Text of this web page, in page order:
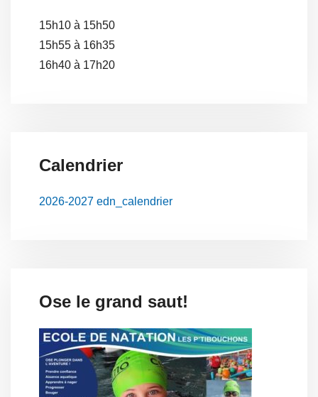
15h10 à 15h50
15h55 à 16h35
16h40 à 17h20
Calendrier
2026-2027 edn_calendrier
Ose le grand saut!